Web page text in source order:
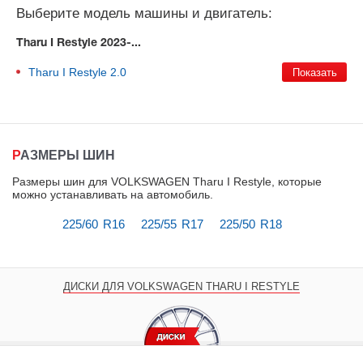
Выберите модель машины и двигатель:
Tharu I Restyle 2023-...
Tharu I Restyle 2.0
РАЗМЕРЫ ШИН
Размеры шин для VOLKSWAGEN Tharu I Restyle, которые
можно устанавливать на автомобиль
225/60 R16 225/55 R17 225/50 R18
ДИСКИ ДЛЯ VOLKSWAGEN THARU I RESTYLE